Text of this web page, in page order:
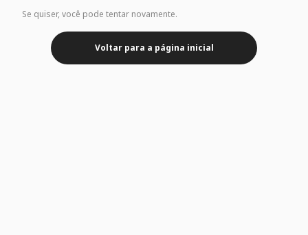
Se quiser, você pode tentar novamente.
Voltar para a página inicial